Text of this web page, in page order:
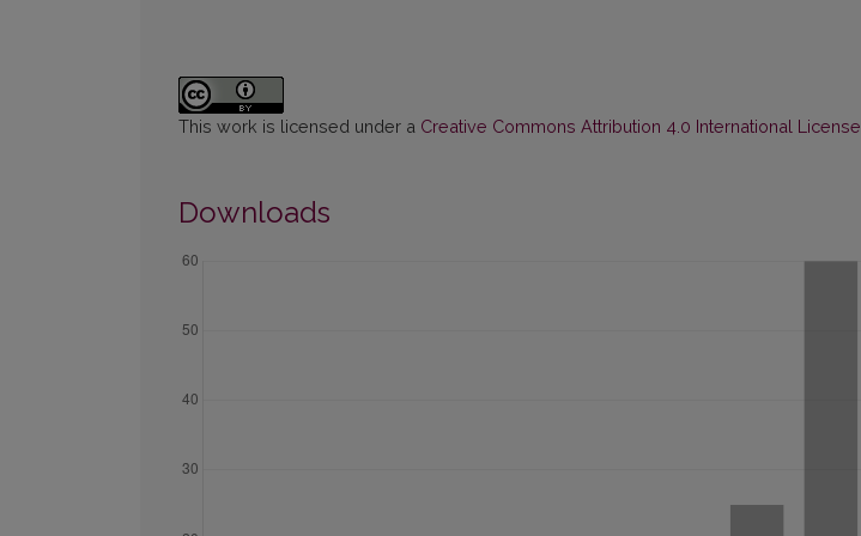
This work is licensed under a Creative Commons Attribution 4.0 International License
Downloads